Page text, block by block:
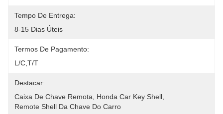
Tempo De Entrega:
8-15 Dias Úteis
Termos De Pagamento:
L/C,T/T
Destacar:
Caixa De Chave Remota
Honda Car Key Shell
Remote Shell Da Chave Do Carro